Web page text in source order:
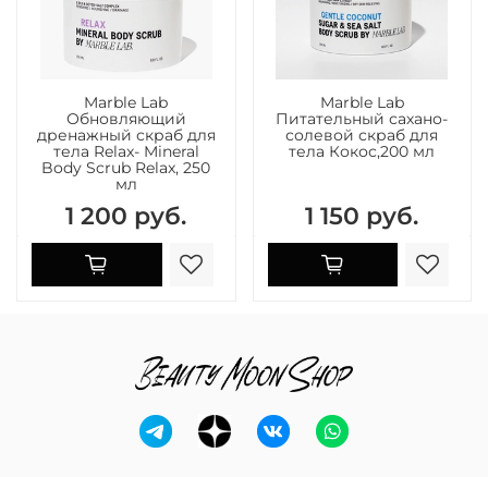
Marble Lab
Обновляющий
дренажный скраб для
тела Relax- Mineral
Body Scrub Relax, 250
мл
1 200 руб.
Marble Lab
Питательный сахано-
солевой скраб для
тела Кокос,200 мл
1 150 руб.